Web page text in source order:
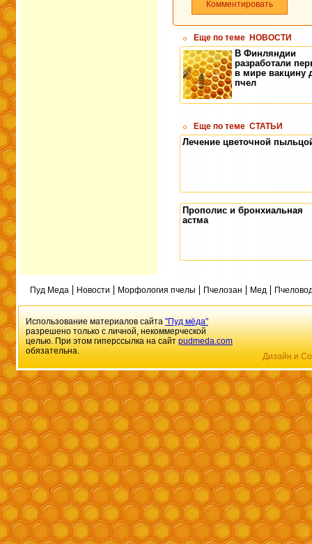
Комментировать
Еще по теме НОВОСТИ
В Финляндии
разработали
в мире вакцину
пчел
Еще по теме СТАТЬИ
Лечение цветочной
Прополис и бронхиальная
астма
Пуд Меда Новости Морфология пчелы Пчелозан Мед
Использование материалов сайта"Пуд мёда"
разрешено только с личной, некоммерческой
целью. При этом гиперссылка на сайтpudmeda.com
обязательна.
Дизайн и